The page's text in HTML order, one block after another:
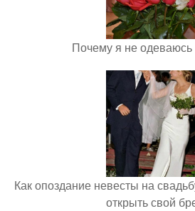
Почему я не
Как опоздание невесты на
открыть свой